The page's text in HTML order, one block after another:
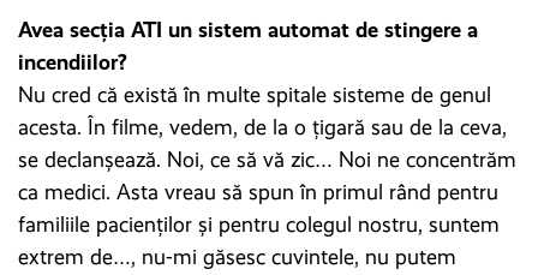
Avea secția ATI un sistem automat de stingere a
incendiilor?
Nu cred că există în multe spitale sisteme de genul
acesta. În filme, vedem, de la o țigară sau de la ceva,
se declanșează. Noi, ce să vă zic… Noi ne concentrăm
ca medici. Asta vreau să spun în primul rând pentru
familiile pacienților și pentru colegul nostru, suntem
extrem de…, nu-mi găsesc cuvintele, nu putem